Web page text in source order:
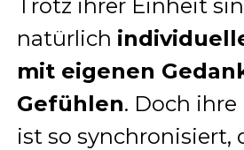
Trotz ihrer Einheit
natürlich
mit eigenen
Gefühlen. Doch
ist so synchronisiert,